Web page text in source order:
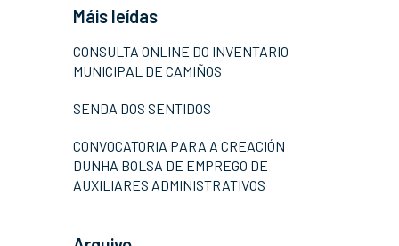
Máis leídas
CONSULTA ONLINE DO INVENTARIO
MUNICIPAL DE CAMIÑOS
SENDA DOS SENTIDOS
CONVOCATORIA PARA A CREACIÓN
DUNHA BOLSA DE EMPREGO DE
AUXILIARES ADMINISTRATIVOS